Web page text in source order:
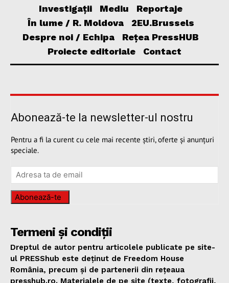
Investigații
Mediu
Reportaje
În lume / R. Moldova
2EU.Brussels
Despre noi / Echipa
Rețea PressHUB
Proiecte editoriale
Contact
Abonează-te la newsletter-ul nostru
Pentru a fi la curent cu cele mai recente știri, oferte și anunțuri
speciale.
Abonează-te
Termeni și condiții
Dreptul de autor pentru articolele publicate pe site-
ul PRESShub este deținut de Freedom House
România, precum și de partenerii din rețeaua
presshub.ro. Materialele de pe site (texte, fotografii,